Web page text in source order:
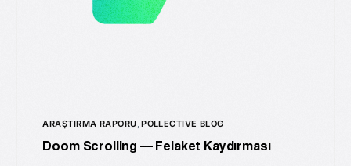
ARAŞTIRMA RAPORU,POLLECTIVE BLOG
Doom Scrolling — Felaket Kaydırması